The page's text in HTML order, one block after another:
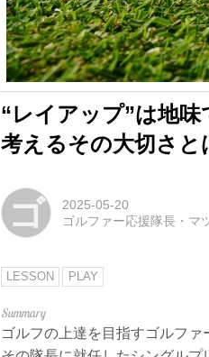
“レイアップ”は地
考えるその大切さと
ゴ
2025-05-20
ゴルファー応援隊長・マ
LESSON PLAY
ゴルフの上達を目指すゴルファ